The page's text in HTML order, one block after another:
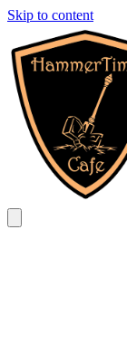
Skip to content